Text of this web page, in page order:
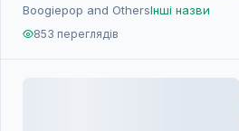
Boogiepop and OthersІнші назви
853 переглядів